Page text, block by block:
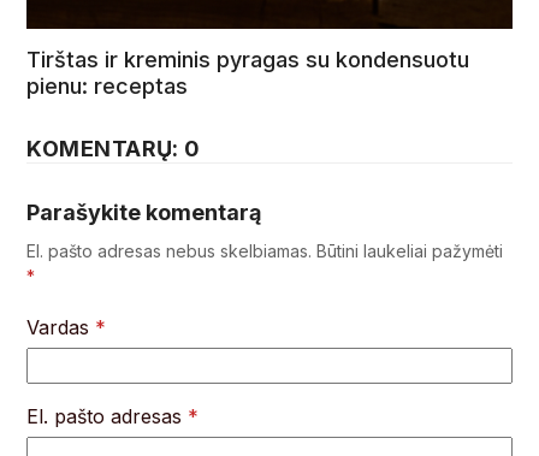
Tirštas ir kreminis pyragas su kondensuotu
pienu: receptas
KOMENTARŲ: 0
Parašykite komentarą
El. pašto adresas nebus skelbiamas. Būtini laukeliai pažymėti
*
Vardas *
El. pašto adresas *